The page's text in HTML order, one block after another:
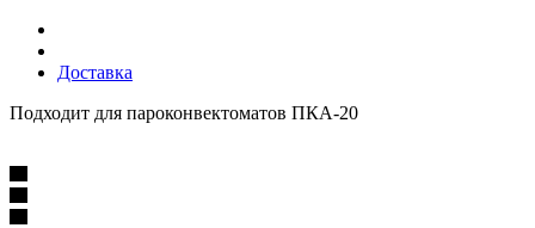
Доставка
Подходит для пароконвектоматов ПКА-20